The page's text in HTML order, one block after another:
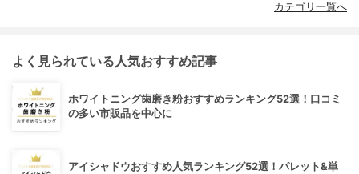
カテゴリ一覧へ
よく見られている人気おすすめ記事
ホワイトニング歯磨き粉おすすめランキング52選！口コミ
の多い市販品を中心に
アイシャドウおすすめ人気ランキング52選！パレット&単